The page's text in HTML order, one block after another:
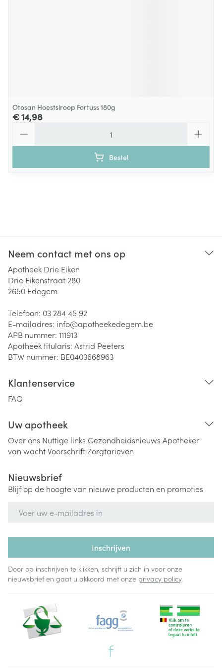
Otosan Hoestsiroop Fortuss 180g
€ 14,98
Bestel
Neem contact met ons op
Apotheek Drie Eiken
Drie Eikenstraat 280
2650 Edegem
Telefoon: 03 284 45 92
E-mailadres: info@apotheekedegem.be
APB nummer: 111913
Apotheek titularis: Astrid Peeters
BTW nummer: BE0403668963
Klantenservice
FAQ
Uw apotheek
Over ons Nuttige links Gezondheidsnieuws Apotheker
van wachtVoorschriftZorgtarieven
Nieuwsbrief
Blijf op de hoogte van nieuwe producten en promoties
Inschrijven
Door op inschrijven te klikken, schrijft u zich in voor onze
nieuwsbrief en gaat u akkoord met onze privacy policy.